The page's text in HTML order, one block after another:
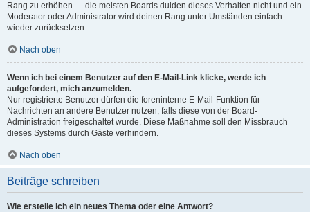
Rang zu erhöhen — die meisten Boards dulden dieses Verhalten nicht und ein
Moderator oder Administrator wird deinen Rang unter Umständen einfach
wieder zurücksetzen.
Nach oben
Wenn ich bei einem Benutzer auf den E-Mail-Link klicke, werde ich
aufgefordert, mich anzumelden.
Nur registrierte Benutzer dürfen die foreninterne E-Mail-Funktion für
Nachrichten an andere Benutzer nutzen, falls diese von der Board-
Administration freigeschaltet wurde. Diese Maßnahme soll den Missbrauch
dieses Systems durch Gäste verhindern.
Nach oben
Beiträge schreiben
Wie erstelle ich ein neues Thema oder eine Antwort?